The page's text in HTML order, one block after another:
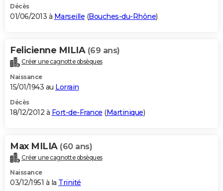
Décès
01/06/2013 à Marseille (Bouches-du-Rhône)
Felicienne MILIA (69 ans)
Créer une cagnotte obsèques
Naissance
15/01/1943 au Lorrain
Décès
18/12/2012 à Fort-de-France (Martinique)
Max MILIA (60 ans)
Créer une cagnotte obsèques
Naissance
03/12/1951 à la Trinité